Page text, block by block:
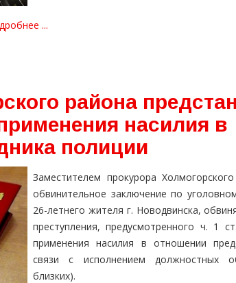
...
района
насилия в
полиции
Заместителем прокурора
обвинительное заключение по
26-летнего жителя г. Новодвинска,
преступления, предусмотренного ч. 1
применения насилия в отношении
связи с исполнением должностных
близких).